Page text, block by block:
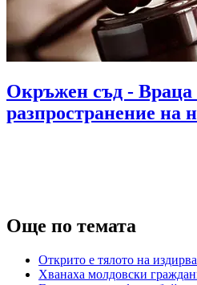
Окръжен съд - Враца
разпространение на
Още по темата
Открито е тялото на
Хванаха молдовски